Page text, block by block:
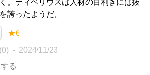
。ティベリウスは人材の目利きには抜
誇ったようだ。
★6
2024/11/23